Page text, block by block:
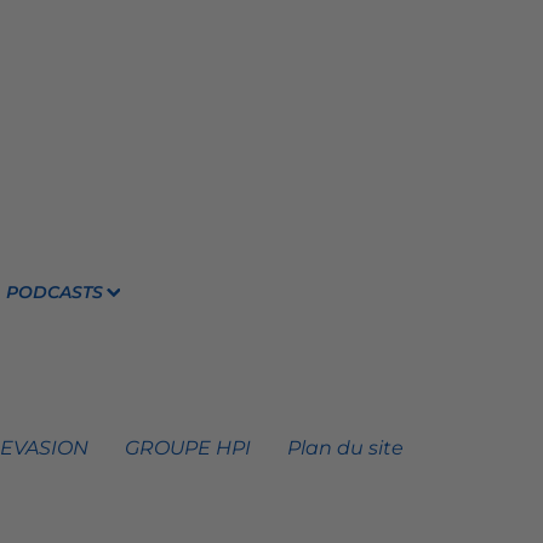
PODCASTS
GROUPE HPI Plan du site